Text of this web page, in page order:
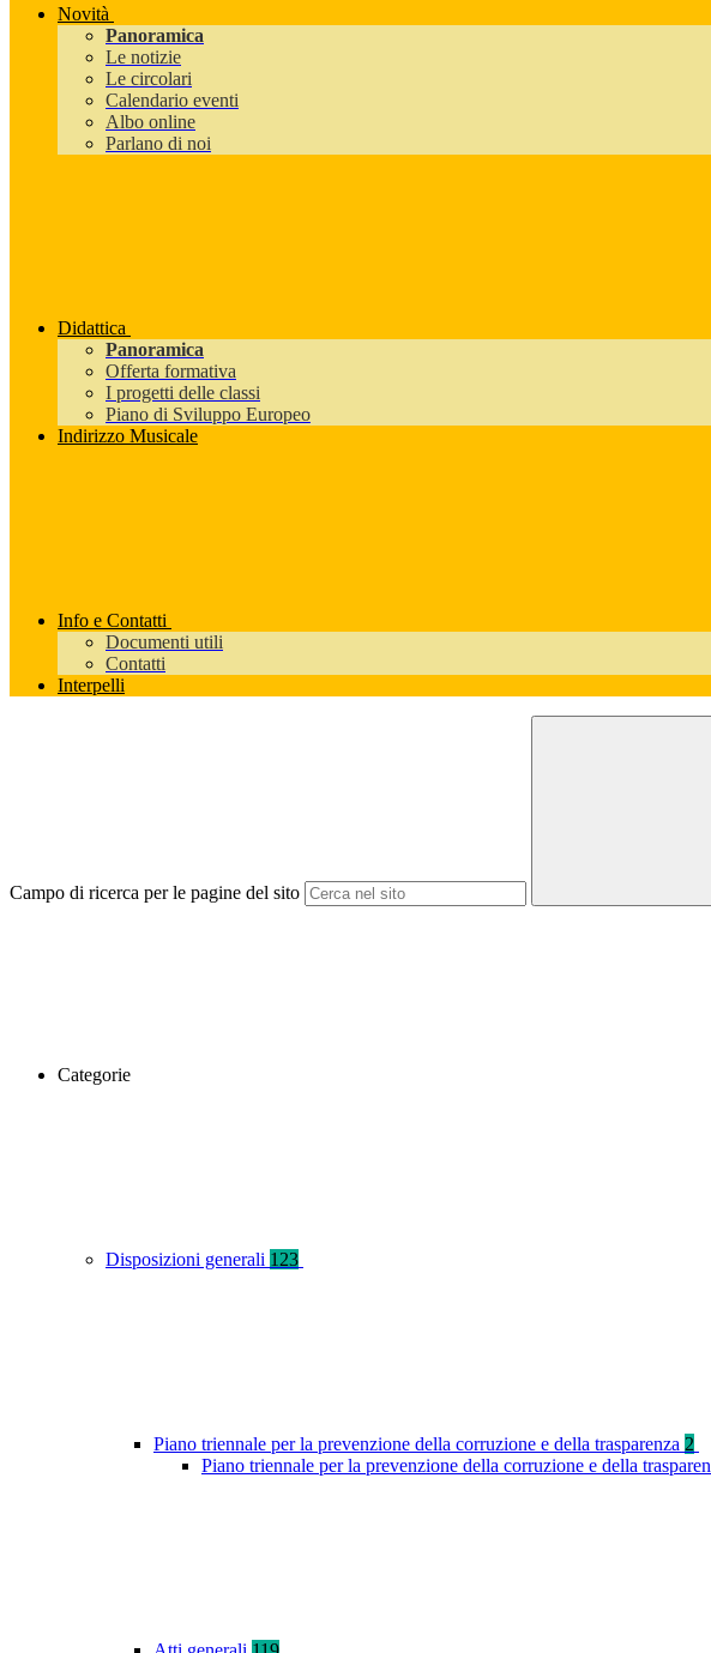
Novità
Panoramica
Le notizie
Le circolari
Calendario eventi
Albo online
Parlano di noi
Didattica
Panoramica
Offerta formativa
I progetti delle classi
Piano di Sviluppo Europeo
Indirizzo Musicale
Info e Contatti
Documenti utili
Contatti
Interpelli
Campo di ricerca per le pagine del sito
Categorie
Disposizioni generali 123
Piano triennale per la prevenzione della corruzione e della trasparenza 2
Piano triennale per la prevenzione della corruzione e della